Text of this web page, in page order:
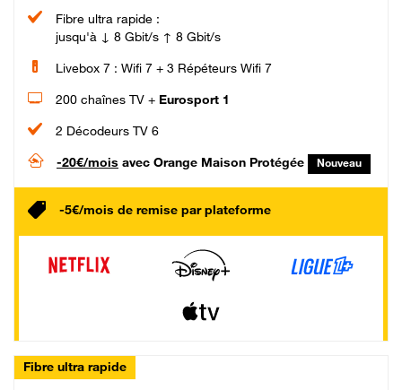
Fibre ultra rapide :
jusqu'à ↓ 8 Gbit/s ↑ 8 Gbit/s
Livebox 7 : Wifi 7 + 3 Répéteurs Wifi 7
200 chaînes TV + Eurosport 1
2 Décodeurs TV 6
-20€/mois avec Orange Maison Protégée Nouveau
-5€/mois de remise par plateforme
Fibre ultra rapide